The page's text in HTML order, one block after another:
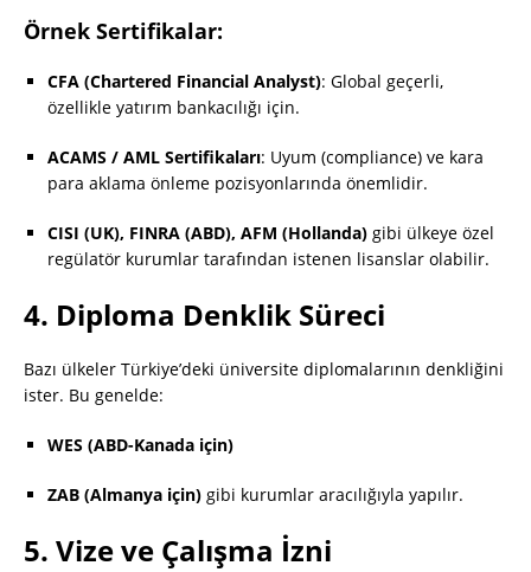
Örnek Sertifikalar:
CFA (Chartered Financial Analyst): Global geçerli,
özellikle yatırım bankacılığı için.
ACAMS / AML Sertifikaları: Uyum (compliance) ve kara
para aklama önleme pozisyonlarında önemlidir.
CISI (UK), FINRA (ABD), AFM (Hollanda) gibi ülkeye özel
regülatör kurumlar tarafından istenen lisanslar olabilir.
4. Diploma Denklik Süreci
Bazı ülkeler Türkiye’deki üniversite diplomalarının denkliğini
ister. Bu genelde:
WES (ABD-Kanada için)
ZAB (Almanya için) gibi kurumlar aracılığıyla yapılır.
5. Vize ve Çalışma İzni